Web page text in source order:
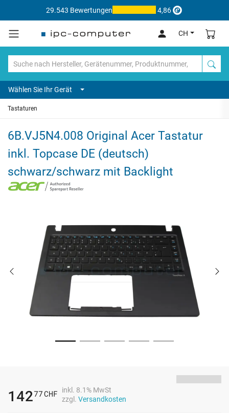
29.543 Bewertungen 4,86
CH
Wählen Sie Ihr Gerät
Tastaturen
6B.VJ5N4.008 Original Acer Tastatur
inkl. Topcase DE (deutsch)
schwarz/schwarz mit Backlight
14277CHF
inkl. 8.1% MwSt
zzgl. Versandkosten